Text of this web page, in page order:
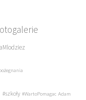
#szkoły #WartoPomagac Adam